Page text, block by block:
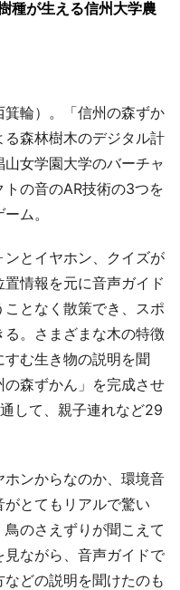
種が生える信州大学農
輪）。「信州の森ずか
森林樹木のデジタル計
女学園大学のバーチャ
の音のAR技術の3つを
ム。
とイヤホン、クイズが
情報を元に音声ガイド
となく散策でき、スポ
。さまざまな木の特徴
む生き物の説明を聞
森ずかん」を完成させ
して、親子連れなど29
ンからなのか、環境音
とてもリアルで驚い
のさえずりが聞こえて
見ながら、音声ガイドで
どの説明を聞けたのも